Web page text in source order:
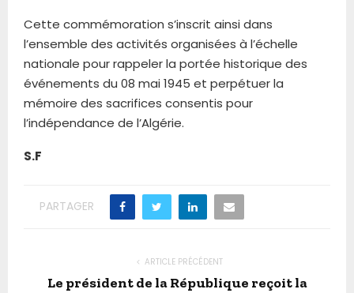
Cette commémoration s’inscrit ainsi dans
l’ensemble des activités organisées à l’échelle
nationale pour rappeler la portée historique des
événements du 08 mai 1945 et perpétuer la
mémoire des sacrifices consentis pour
l’indépendance de l’Algérie.
S.F
PARTAGER
ARTICLE PRÉCÉDENT
Le président de la République reçoit la